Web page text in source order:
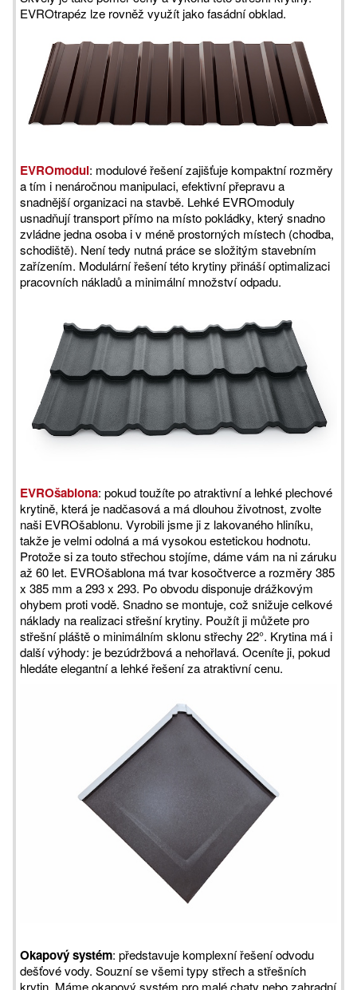
EVROtrapéz lze rovněž využít jako fasádní obklad.
EVROmodul: modulové řešení zajišťuje kompaktní rozměry
a tím i nenáročnou manipulaci, efektivní přepravu a
snadnější organizaci na stavbě. Lehké EVROmoduly
usnadňují transport přímo na místo pokládky, který snadno
zvládne jedna osoba i v méně prostorných místech (chodba,
schodiště). Není tedy nutná práce se složitým stavebním
zařízením. Modulární řešení této krytiny přináší optimalizaci
pracovních nákladů a minimální množství odpadu.
EVROšablona: pokud toužíte po atraktivní a lehké plechové
krytině, která je nadčasová a má dlouhou životnost, zvolte
naši EVROšablonu. Vyrobili jsme ji z lakovaného hliníku,
takže je velmi odolná a má vysokou estetickou hodnotu.
Protože si za touto střechou stojíme, dáme vám na ni záruku
až 60 let. EVROšablona má tvar kosočtverce a rozměry 385
x 385 mm a 293 x 293. Po obvodu disponuje drážkovým
ohybem proti vodě. Snadno se montuje, což snižuje celkové
náklady na realizaci střešní krytiny. Použít ji můžete pro
střešní pláště o minimálním sklonu střechy 22°. Krytina má i
další výhody: je bezúdržbová a nehořlavá. Oceníte ji, pokud
hledáte elegantní a lehké řešení za atraktivní cenu.
Okapový systém: představuje komplexní řešení odvodu
dešťové vody. Souzní se všemi typy střech a střešních
krytin. Máme okapový systém pro malé chaty nebo zahradní